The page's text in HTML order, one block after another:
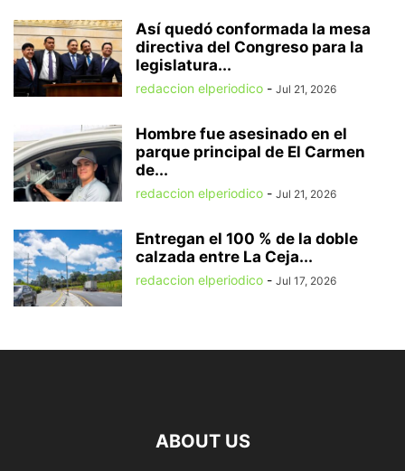
Así quedó conformada la mesa
directiva del Congreso para la
legislatura...
redaccion elperiodico - Jul 21, 2026
Hombre fue asesinado en el
parque principal de El Carmen
de...
redaccion elperiodico - Jul 21, 2026
Entregan el 100 % de la doble
calzada entre La Ceja...
redaccion elperiodico - Jul 17, 2026
ABOUT US